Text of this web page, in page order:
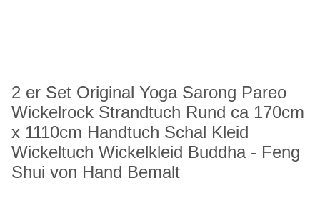
2 er Set Original Yoga Sarong Pareo
Wickelrock Strandtuch Rund ca 170cm
x 1110cm Handtuch Schal Kleid
Wickeltuch Wickelkleid Buddha - Feng
Shui von Hand Bemalt